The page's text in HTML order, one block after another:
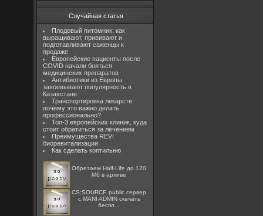
Случайная статья
Плодовый питомник: как
выращивают, прививают и
подготавливают саженцы к
продаже
Европейские пациенты после
COVID начали бояться
медицинских препаратов
Антибиотики из Европы
завоевывают популярность в
Казахстане
Транспортировка лекарств:
почему это важно делать
профессионально?
Топ-3 европейских клиник, куда
стоит обратиться за лечением
Преимущества REVI
биоревитализации
Как сделать коптильню
Обрезаем Half-Life до 120
Мб в архиве
CS:SOURCE public сервер
с MANI ADMIN скачать
беспл...